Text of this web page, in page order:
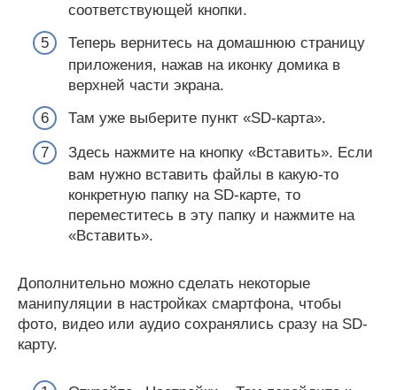
соответствующей кнопки.
Теперь вернитесь на домашнюю страницу
приложения, нажав на иконку домика в
верхней части экрана.
Там уже выберите пункт «SD-карта».
Здесь нажмите на кнопку «Вставить». Если
вам нужно вставить файлы в какую-то
конкретную папку на SD-карте, то
переместитесь в эту папку и нажмите на
«Вставить».
Дополнительно можно сделать некоторые
манипуляции в настройках смартфона, чтобы
фото, видео или аудио сохранялись сразу на SD-
карту.